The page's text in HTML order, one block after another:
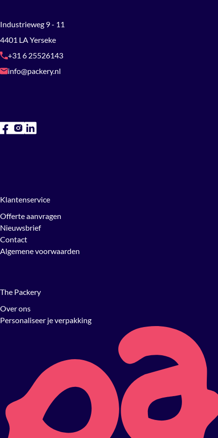
Industrieweg 9 - 11
4401 LA Yerseke
+31 6 25526143
info@packery.nl
Klantenservice
Offerte aanvragen
Nieuwsbrief
Contact
Algemene voorwaarden
The Packery
Over ons
Personaliseer je verpakking